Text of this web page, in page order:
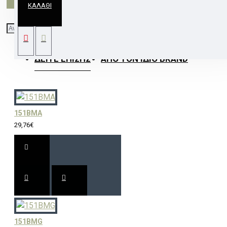
ΚΑΛΆΘΙ
# ΑΠΛΙΚΑ ΔΙΑΚΟΣΜΗΤΙΚΗ WL27
ΔΕΊΤΕ ΕΠΊΣΗΣ ΑΠΌ ΤΟΝ ΊΔΙΟ BRAND
151BMA
29,76€
151BMG